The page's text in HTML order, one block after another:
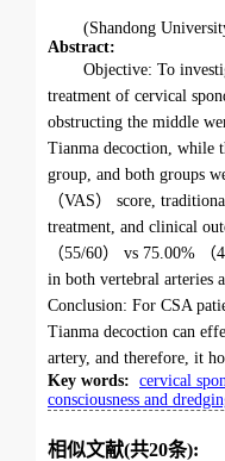
(Shandong
Abstract:
Objective: To
treatment of cervical
obstructing the middle
Tianma decoction, while
group, and both groups
（VAS） score,
treatment, and clinical
（55/60） vs 75.00%
in both vertebral arteries
Conclusion: For CSA
Tianma decoction can
artery, and therefore, it
Key words: cervical
consciousness and
相似文献(共20条):